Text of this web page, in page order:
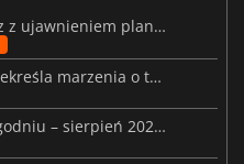
MARVEL Tōkon debiutuje wraz z ujawnieniem planu rozwoju na pierwszy rok
Wyciek ceny Steam Frame przekreśla marzenia o tanim zestawie VR
Premiery gier wideo w tym tygodniu – sierpień 2026 r. (32. tydzień)